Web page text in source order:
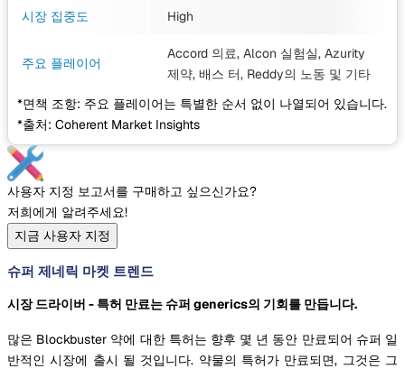
시장 집중도 High
주요 플레이어
Accord 의료, Alcon 실험실, Azurity
제약, 배스 터, Reddy의 노동 및 기타
*면책 조항: 주요 플레이어는 특별한 순서 없이 나열되어 있습니다.
*출처: Coherent Market Insights
사용자 지정 보고서를 구매하고 싶으신가요?
저희에게 알려주세요!
지금 사용자 지정
슈퍼 제네릭 마켓 트렌드
시장 드라이버 - 특허 만료는 슈퍼 generics의 기회를 만듭니다.
많은 Blockbuster 약에 대한 특허는 향후 몇 년 동안 만료되어 슈퍼 일
반적인 시장에 출시 될 것입니다. 약물의 특허가 만료되면, 그것은 그